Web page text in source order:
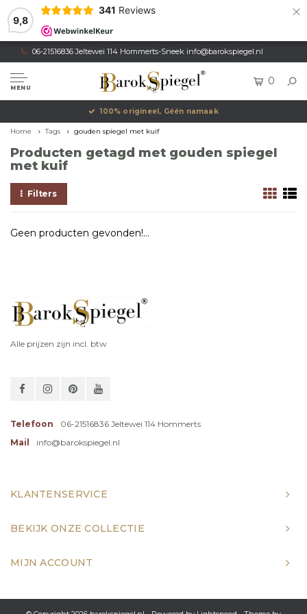
9,8
341 Reviews ×
06-21516836 Jeltewei 114 Hommerts-Sneek info@barokspiegel.nl
MENU
0
100% origineel, Géén namaak
Home Tags gouden spiegel met kuif
Producten getagd met gouden spiegel
met kuif
Filters
Geen producten gevonden!...
Alle prijzen zijn incl. btw
Telefoon
06-21516836 Jeltewei 114 Hommerts
Mail
info@barokspiegel.nl
KLANTENSERVICE
BEKIJK ONZE COLLECTIE
MIJN ACCOUNT